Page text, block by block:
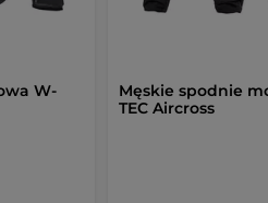
W-
Męskie spodnie
TEC Aircross